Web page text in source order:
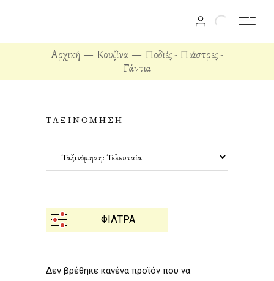
Αρχική Κουζίνα
Ποδιές - Πιάστρες -
Γάντια
ΤΑΞΙΝΟΜΗΣΗ
ΦΙΛΤΡΑ
Δεν βρέθηκε κανένα προϊόν που να